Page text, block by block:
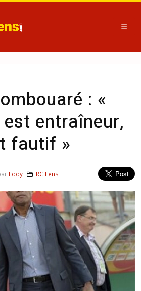
: «
entraîneur,
fautif »
Eddy RC Lens